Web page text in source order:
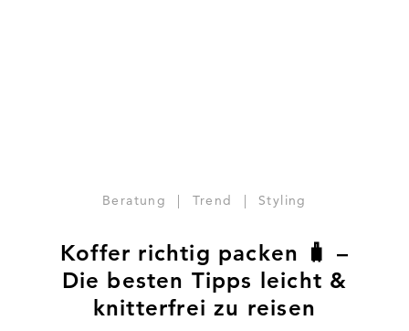
Beratung | Trend | Styling
Koffer richtig packen 🧳 –
Die besten Tipps leicht &
knitterfrei zu reisen